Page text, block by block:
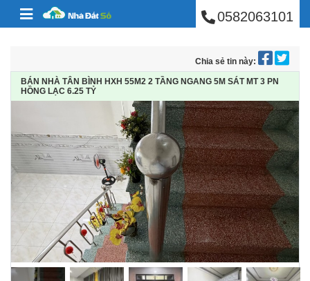
Skip to content BÁN NHÀ PHÚ0582063101
Chia sẻ tin này:
BÁN NHÀ TÂN BÌNH HXH 55M2 2 TẦNG NGANG 5M SÁT MT 3 PN
HỒNG LẠC 6.25 TỶ